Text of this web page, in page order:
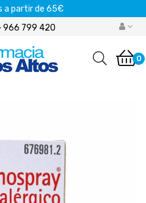
a partir de 65€
966 799 420
0